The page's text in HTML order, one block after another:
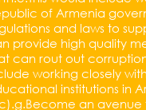
of Armenia
and laws to
provide high quality
can rout out
working closely
institutions in
an avenue